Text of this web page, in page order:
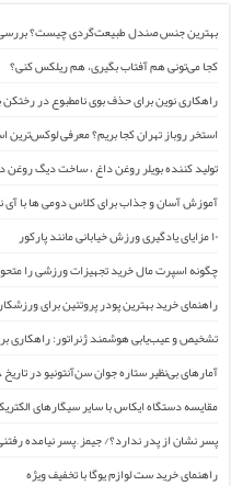
بهترین جنس صندل طبیعت‌گردی چیست؟ بررسی
کجا می‌تونی هم آفتاب بگیری، هم ریلکس کنی؟
راهکاری نوین برای حذف بوی نامطبوع در رختکن
استخر روباز تهران کجا بریم؟ معرفی لوکس‌ترین
تولید کننده بویلر روغن داغ ، ساخت دیگ روغن
آموزش آسان و جذاب برای کلاس دومی ها با آی
۱۰ مزایای یادگیری ورزش خیابانی مانند پارکور
چگونه اسپرت مال خرید تجهیزات ورزشی را
راهنمای خرید بهترین پودر پروتئین برای
تشخیص و عیب‌یابی هوشمند ژنراتور: راهکاری
آمارهای بی‌نظیر ستاره جوان سن‌آنتونیو در تاریخ NBA
مقایسه دستگاه ایکاس با سایر سیگارهای
پسر نشان از پدر ندارد؟/ جیمز ِ پسر نیامده
راهنمای خرید ست لوازم یوگا با تخفیف ویژه